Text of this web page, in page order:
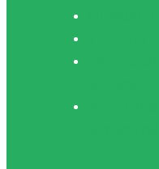
Visita a la
Éxito
3ª Gira